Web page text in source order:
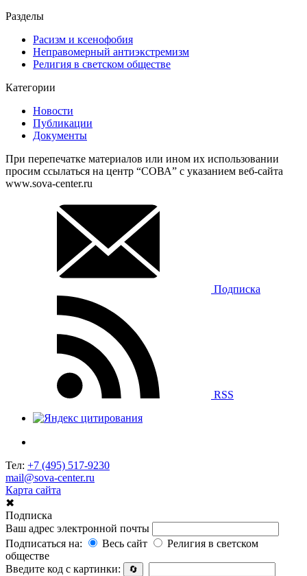
Разделы
Расизм и ксенофобия
Неправомерный антиэкстремизм
Религия в светском обществе
Категории
Новости
Публикации
Документы
При перепечатке материалов или ином их использовании
просим ссылаться на центр “СОВА” с указанием веб-сайта
www.sova-center.ru
Подписка
RSS
Тел: +7 (495) 517-9230
mail@sova-center.ru
Карта сайта
✖
Подписка
Ваш адрес электронной почты
Подписаться на:
Весь сайт
Религия в светском
обществе
Введите код с картинки:
🔄